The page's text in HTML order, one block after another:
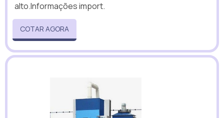
alto.Informações import.
COTAR AGORA